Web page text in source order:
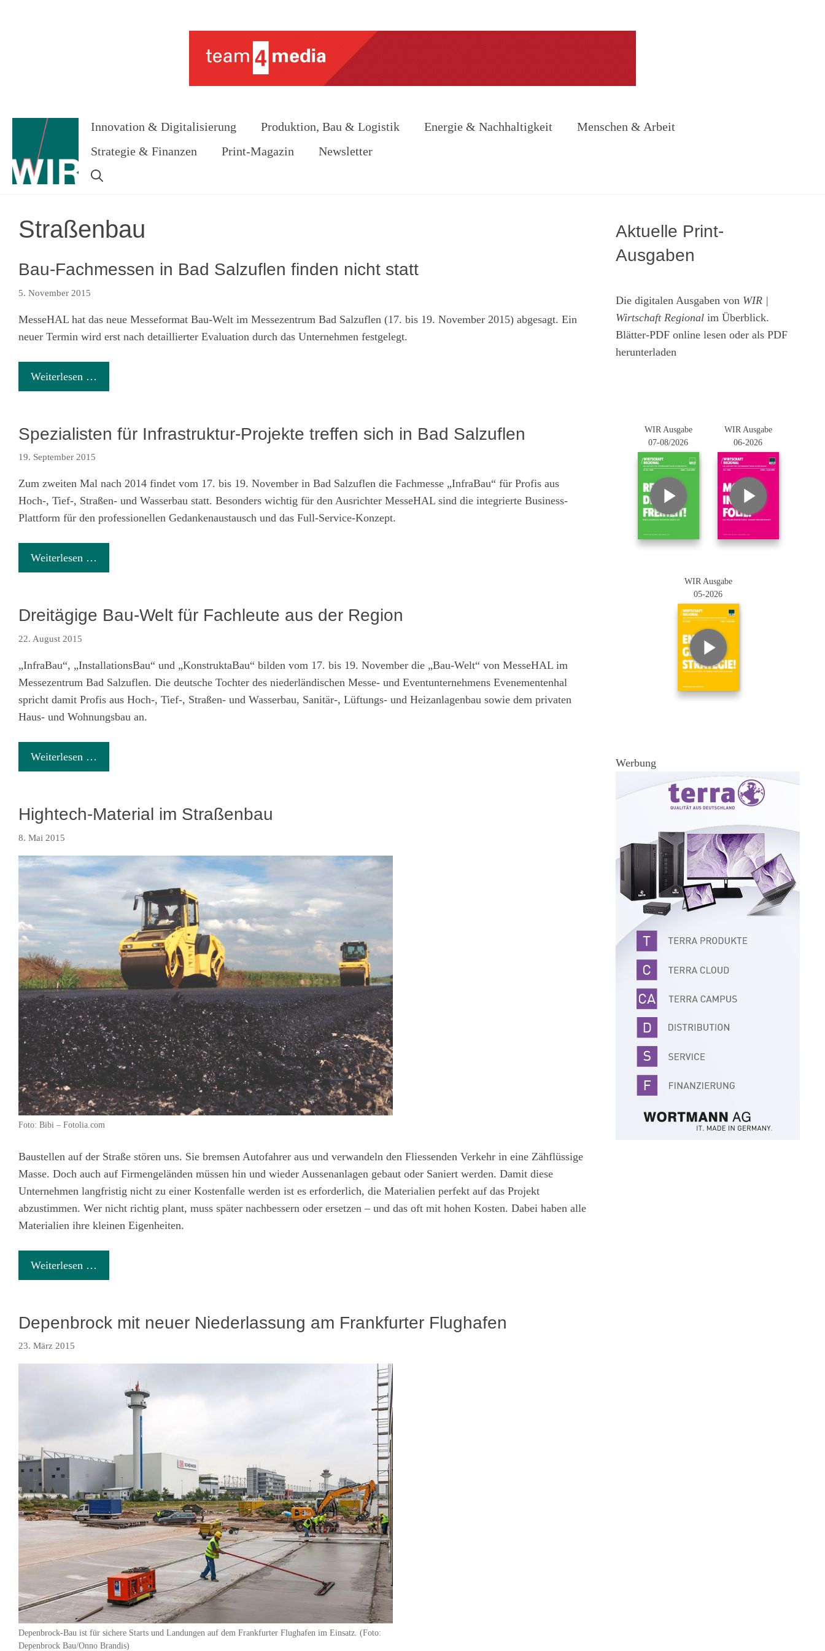
Innovation & Digitalisierung Produktion, Bau & Logistik Energie & Nachhaltigkeit
Menschen & Arbeit
Strategie & Finanzen
Print-Magazin Newsletter
Straßenbau
Bau-Fachmessen in Bad Salzuflen finden nicht statt
5. November 2015
MesseHAL hat das neue Messeformat Bau-Welt im Messezentrum Bad Salzuflen (17. bis 19. November 2015) abgesagt. Ein
neuer Termin wird erst nach detaillierter Evaluation durch das Unternehmen festgelegt.
Weiterlesen …
Spezialisten für Infrastruktur-Projekte treffen sich in Bad Salzuflen
19. September 2015
Zum zweiten Mal nach 2014 findet vom 17. bis 19. November in Bad Salzuflen die Fachmesse „InfraBau“ für Profis aus
Hoch-, Tief-, Straßen- und Wasserbau statt. Besonders wichtig für den Ausrichter MesseHAL sind die integrierte Business-
Plattform für den professionellen Gedankenaustausch und das Full-Service-Konzept.
Weiterlesen …
Dreitägige Bau-Welt für Fachleute aus der Region
22. August 2015
„InfraBau“, „InstallationsBau“ und „KonstruktaBau“ bilden vom 17. bis 19. November die „Bau-Welt“ von MesseHAL im
Messezentrum Bad Salzuflen. Die deutsche Tochter des niederländischen Messe- und Eventunternehmens Evenementenhal
spricht damit Profis aus Hoch-, Tief-, Straßen- und Wasserbau, Sanitär-, Lüftungs- und Heizanlagenbau sowie dem privaten
Haus- und Wohnungsbau an.
Weiterlesen …
Hightech-Material im Straßenbau
8. Mai 2015
Foto: Bibi – Fotolia.com
Baustellen auf der Straße stören uns. Sie bremsen Autofahrer aus und verwandeln den Fliessenden Verkehr in eine Zähflüssige
Masse. Doch auch auf Firmengeländen müssen hin und wieder Aussenanlagen gebaut oder Saniert werden. Damit diese
Unternehmen langfristig nicht zu einer Kostenfalle werden ist es erforderlich, die Materialien perfekt auf das Projekt
abzustimmen. Wer nicht richtig plant, muss später nachbessern oder ersetzen – und das oft mit hohen Kosten. Dabei haben alle
Materialien ihre kleinen Eigenheiten.
Weiterlesen …
Depenbrock mit neuer Niederlassung am Frankfurter Flughafen
23. März 2015
Depenbrock-Bau ist für sichere Starts und Landungen auf dem Frankfurter Flughafen im Einsatz. (Foto:
Depenbrock Bau/Onno Brandis)
Aktuelle Print-
Ausgaben
Die digitalen Ausgaben von WIR |
Wirtschaft Regional im Überblick.
Blätter-PDF online lesen oder als PDF
herunterladen
WIR Ausgabe
07-08/2026
WIR Ausgabe
06-2026
WIR Ausgabe
05-2026
Werbung